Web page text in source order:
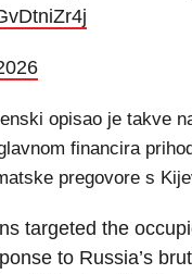
opisao je takve
financira
pregovore s
targeted the
to Russia’s